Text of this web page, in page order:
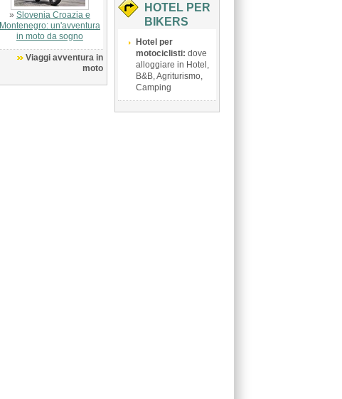
» Slovenia Croazia e
Montenegro: un'avventura
in moto da sogno
Viaggi avventura in
moto
HOTEL PER
BIKERS
Hotel per
motociclisti: dove
alloggiare in Hotel,
B&B, Agriturismo,
Camping